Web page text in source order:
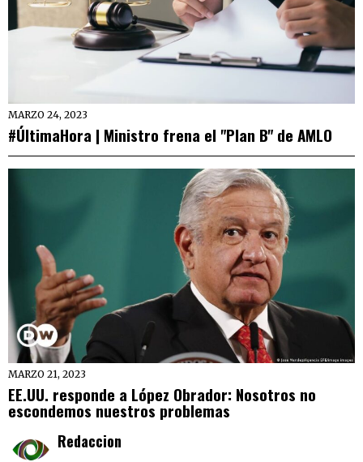
MARZO 24, 2023
#ÚltimaHora | Ministro frena el "Plan B" de AMLO
MARZO 21, 2023
EE.UU. responde a López Obrador: Nosotros no
escondemos nuestros problemas
Redaccion